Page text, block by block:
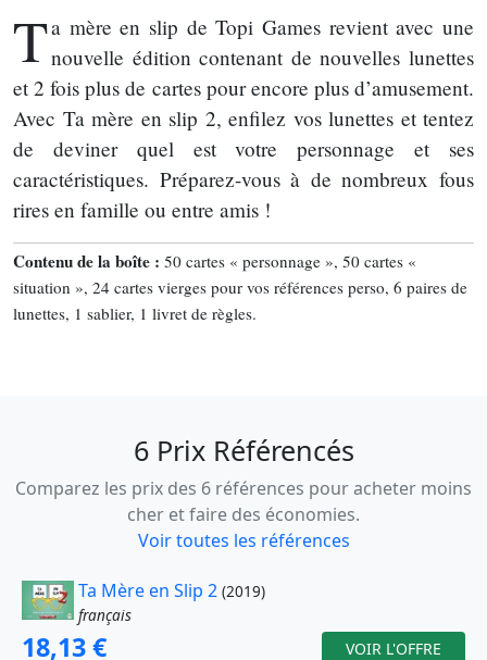
Ta mère en slip de Topi Games revient avec une
nouvelle édition contenant de nouvelles lunettes
et 2 fois plus de cartes pour encore plus d’amusement.
Avec Ta mère en slip 2, enfilez vos lunettes et tentez
de deviner quel est votre personnage et ses
caractéristiques. Préparez-vous à de nombreux fous
rires en famille ou entre amis !
Contenu de la boîte : 50 cartes « personnage », 50 cartes «
situation », 24 cartes vierges pour vos références perso, 6 paires de
lunettes, 1 sablier, 1 livret de règles.
6 Prix Référencés
Comparez les prix des 6 références pour acheter moins
cher et faire des économies.
Voir toutes les références
Ta Mère en Slip 2 (2019)
français
18,13 € VOIR L'OFFRE